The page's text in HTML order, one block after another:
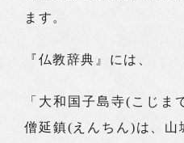
ます。
『仏教辞典』には、
「大和国子島寺(こじま
僧延鎮(えんちん)は、山